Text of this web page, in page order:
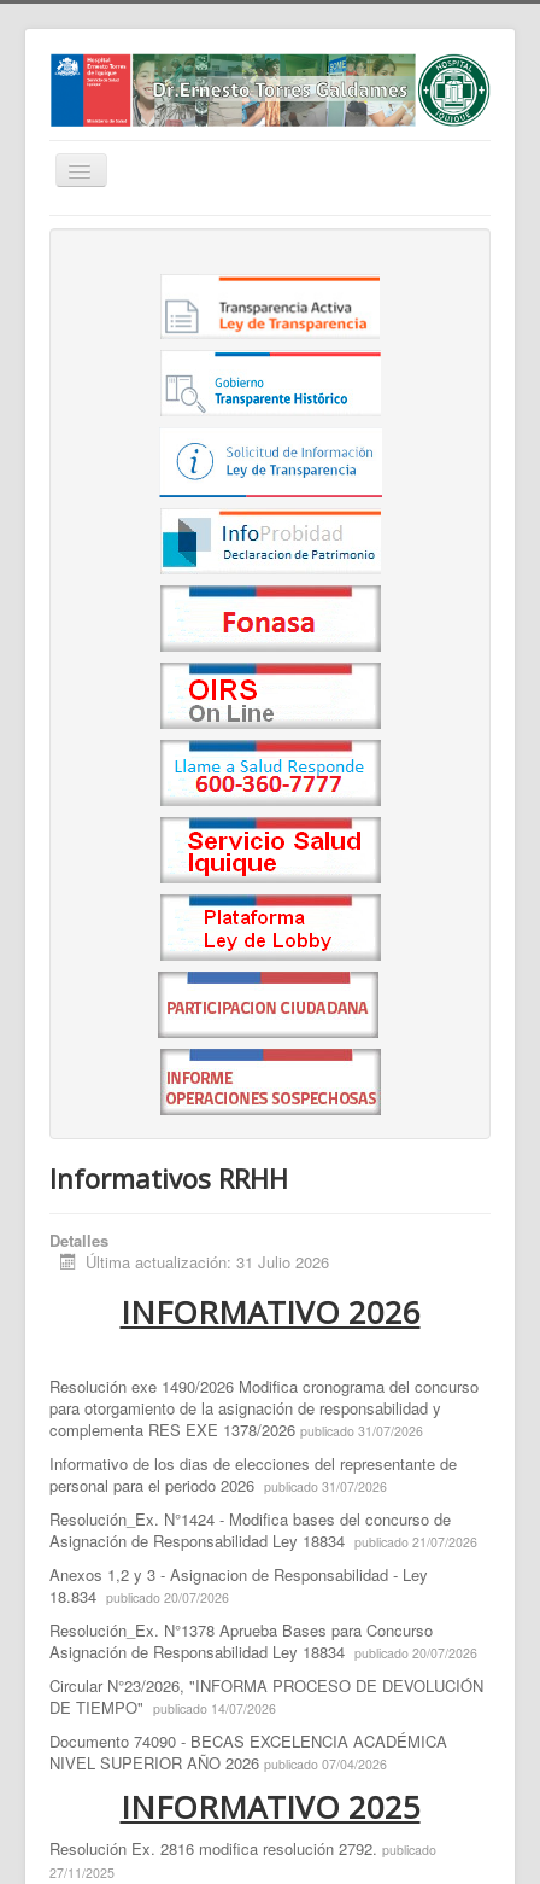
Cambiar
navegación
Home
Trabaja Con Nosotros
Gestión de Personas
Documentos Destacados
Informativos RRHH
Detalles
Última actualización: 31 Julio 2026
INFORMATIVO 2026
Resolución exe 1490/2026 Modifica cronograma del concurso
para otorgamiento de la asignación de responsabilidad y
complementa RES EXE 1378/2026 publicado 31/07/2026
Informativo de los dias de elecciones del representante de
personal para el periodo 2026 publicado 31/07/2026
Resolución_Ex. N°1424 - Modifica bases del concurso de
Asignación de Responsabilidad Ley 18834 publicado 21/07/2026
Anexos 1,2 y 3 - Asignacion de Responsabilidad - Ley
18.834 publicado 20/07/2026
Resolución_Ex. N°1378 Aprueba Bases para Concurso
Asignación de Responsabilidad Ley 18834 publicado 20/07/2026
Circular N°23/2026, "INFORMA PROCESO DE DEVOLUCIÓN
DE TIEMPO" publicado 14/07/2026
Documento 74090 - BECAS EXCELENCIA ACADÉMICA
NIVEL SUPERIOR AÑO 2026 publicado 07/04/2026
INFORMATIVO 2025
Resolución Ex. 2816 modifica resolución 2792. publicado
27/11/2025